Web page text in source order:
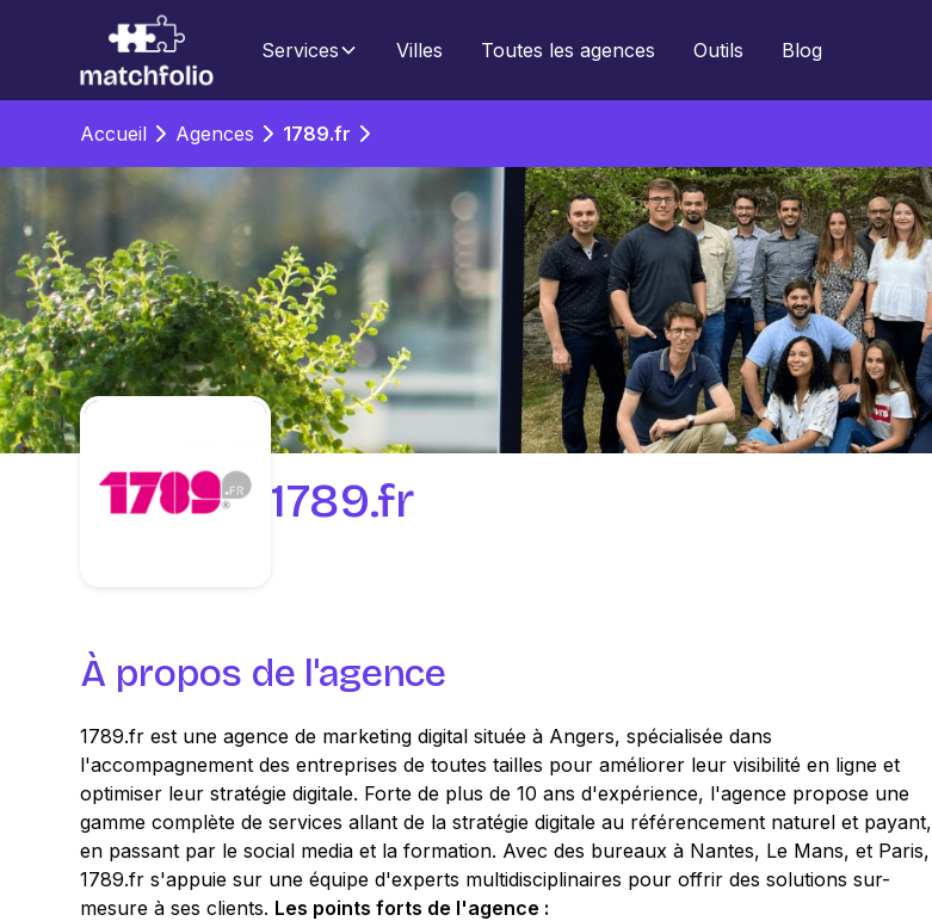
Services Villes Toutes les agences Outils Blog
Accueil Agences 1789.fr
1789.fr
À propos de l'agence
1789.fr est une agence de marketing digital située à Angers, spécialisée dans
l'accompagnement des entreprises de toutes tailles pour améliorer leur visibilité en ligne et
optimiser leur stratégie digitale. Forte de plus de 10 ans d'expérience, l'agence propose une
gamme complète de services allant de la stratégie digitale au référencement naturel et payant,
en passant par le social media et la formation. Avec des bureaux à Nantes, Le Mans, et Paris,
1789.fr s'appuie sur une équipe d'experts multidisciplinaires pour offrir des solutions sur-
mesure à ses clients. Les points forts de l'agence :